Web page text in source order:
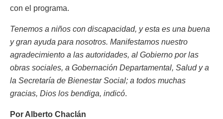
con el programa.
Tenemos a niños con discapacidad, y esta es una buena
y gran ayuda para nosotros. Manifestamos nuestro
agradecimiento a las autoridades, al Gobierno por las
obras sociales, a Gobernación Departamental, Salud y a
la Secretaría de Bienestar Social; a todos muchas
gracias, Dios los bendiga, indicó.
Por Alberto Chaclán